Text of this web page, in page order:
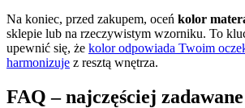
Na koniec, przed zakupem, oceń kolor
sklepie lub na rzeczywistym wzorniku. To
upewnić się, że kolor odpowiada Twoim
harmonizuje z resztą wnętrza.
FAQ – najczęściej